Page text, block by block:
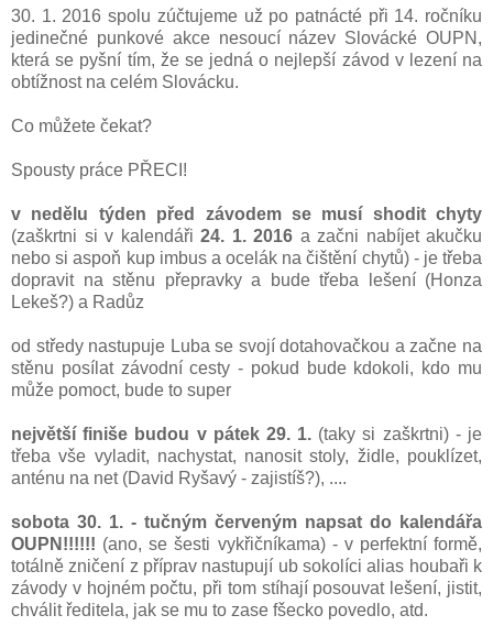
30. 1. 2016 spolu zúčtujeme už po patnácté při 14. ročníku
jedinečné punkové akce nesoucí název Slovácké OUPN,
která se pyšní tím, že se jedná o nejlepší závod v lezení na
obtížnost na celém Slovácku.
Co můžete čekat?
Spousty práce PŘECI!
v nedělu týden před závodem se musí shodit chyty
(zaškrtni si v kalendáři 24. 1. 2016 a začni nabíjet akučku
nebo si aspoň kup imbus a ocelák na čištění chytů) - je třeba
dopravit na stěnu přepravky a bude třeba lešení (Honza
Lekeš?) a Radůz
od středy nastupuje Luba se svojí dotahovačkou a začne na
stěnu posílat závodní cesty - pokud bude kdokoli, kdo mu
může pomoct, bude to super
největší finiše budou v pátek 29. 1. (taky si zaškrtni) - je
třeba vše vyladit, nachystat, nanosit stoly, židle, pouklízet,
anténu na net (David Ryšavý​ - zajistíš?), ....
sobota 30. 1. - tučným červeným napsat do kalendářa
OUPN!!!!!! (ano, se šesti vykřičníkama) - v perfektní formě,
totálně zničení z příprav nastupují ub sokolíci alias houbaři k
závody v hojném počtu, při tom stíhají posouvat lešení, jistit,
chválit ředitela, jak se mu to zase fšecko povedlo, atd.